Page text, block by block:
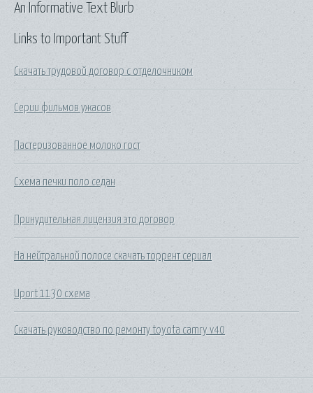
Links to Important Stuff
Скачать трудовой договор с отделочником
Серии фильмов ужасов
Пастеризованное молоко гост
Схема печки поло седан
Принудительная лицензия это договор
На нейтральной полосе скачать торрент сериал
Uport 1130 схема
Скачать руководство по ремонту toyota camry v40
An Informative Text Blurb